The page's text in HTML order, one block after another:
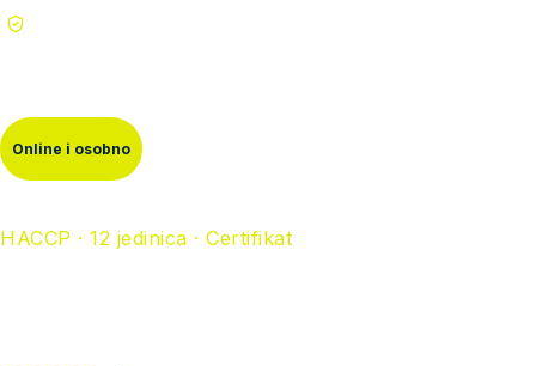
Online i osobno
HACCP · 12 jedinica · Certifikat